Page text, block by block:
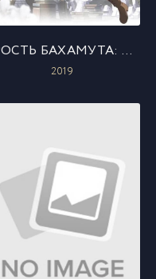
ЯРОСТЬ БАХАМУТА: ДРУЗЬЯ ИЗ МАНАРИИ
2019